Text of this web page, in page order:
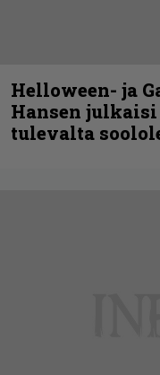
Helloween- ja
Hansen
tulevalta